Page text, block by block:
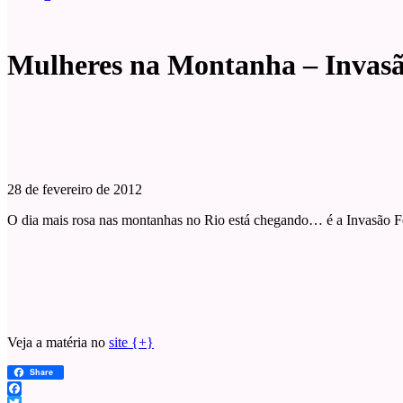
Mulheres na Montanha –
28 de fevereiro de 2012
O dia mais rosa nas montanhas no Rio está chegando… é a Invasão
Veja a matéria no site {+}
Share